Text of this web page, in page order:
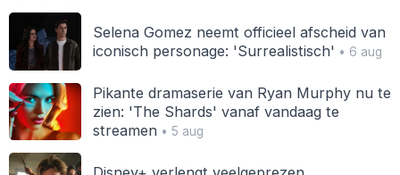
Selena Gomez neemt officieel afscheid van
iconisch personage: 'Surrealistisch' • 6 aug
Pikante dramaserie van Ryan Murphy nu te
zien: 'The Shards' vanaf vandaag te
streamen• 5 aug